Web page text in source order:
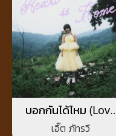
บอกกันได้ไหม (Love
Language)
เอิ๊ต ภัทรวี